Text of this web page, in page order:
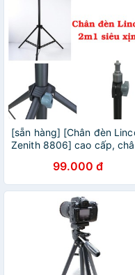
[sẵn hàng] [Chân đèn
Zenith 8806] cao cấp,
ảnh dài 2m199.000 đ